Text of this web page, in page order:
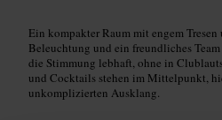
Ein kompakter Raum mit engem Tresen
Beleuchtung und ein freundliches
die Stimmung lebhaft, ohne in
und Cocktails stehen im Mittelpunkt,
unkomplizierten Ausklang.